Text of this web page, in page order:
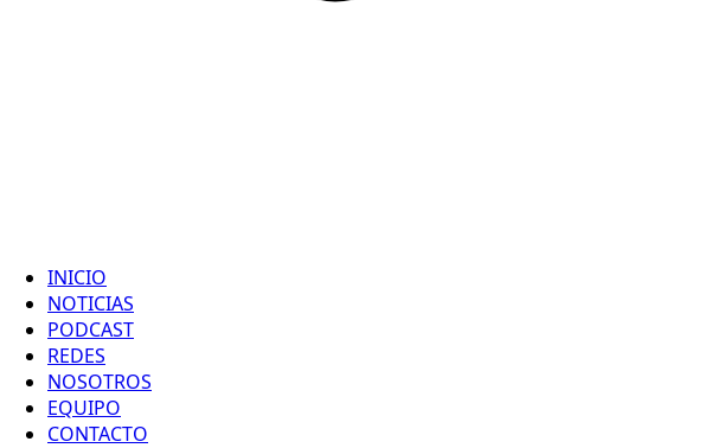
INICIO
NOTICIAS
PODCAST
REDES
NOSOTROS
EQUIPO
CONTACTO